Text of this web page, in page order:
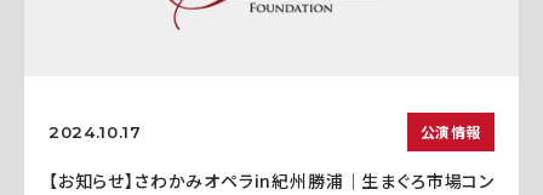
2024.10.17 公演情報
【お知らせ】さわかみオペラin紀州勝浦｜生まぐろ市場コン